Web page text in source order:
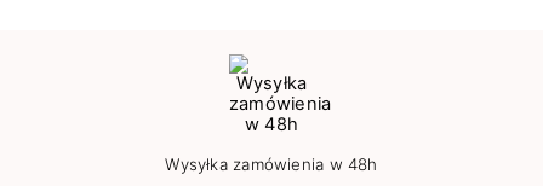
Wysyłka zamówienia w 48h